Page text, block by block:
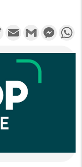
TwitterEmail Gmail